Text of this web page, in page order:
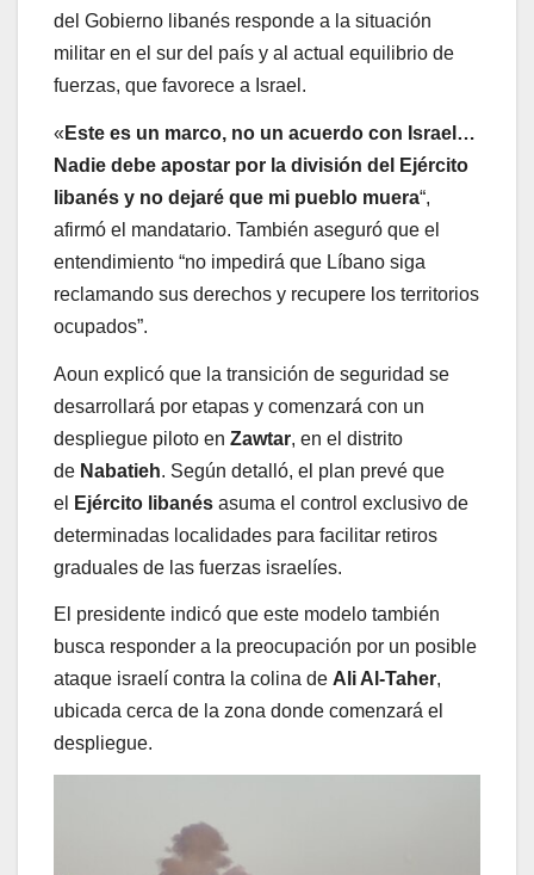
del Gobierno libanés responde a la situación
militar en el sur del país y al actual equilibrio de
fuerzas, que favorece a Israel.
« Este es un marco, no un acuerdo con Israel…
Nadie debe apostar por la división del Ejército
libanés y no dejaré que mi pueblo muera“,
afirmó el mandatario. También aseguró que el
entendimiento “no impedirá que Líbano siga
reclamando sus derechos y recupere los territorios
ocupados”.
Aoun explicó que la transición de seguridad se
desarrollará por etapas y comenzará con un
despliegue piloto en Zawtar, en el distrito
de Nabatieh. Según detalló, el plan prevé que
el
Ejército libanés asuma el control exclusivo de
determinadas localidades para facilitar retiros
graduales de las fuerzas israelíes.
El presidente indicó que este modelo también
busca responder a la preocupación por un posible
ataque israelí contra la colina de Ali Al-Taher,
ubicada cerca de la zona donde comenzará el
despliegue.